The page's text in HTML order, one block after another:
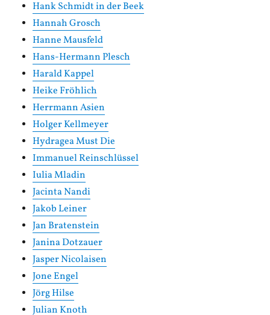
Hank Schmidt in der Beek
Hannah Grosch
Hanne Mausfeld
Hans-Hermann Plesch
Harald Kappel
Heike Fröhlich
Herrmann Asien
Holger Kellmeyer
Hydragea Must Die
Immanuel Reinschlüssel
Iulia Mladin
Jacinta Nandi
Jakob Leiner
Jan Bratenstein
Janina Dotzauer
Jasper Nicolaisen
Jone Engel
Jörg Hilse
Julian Knoth